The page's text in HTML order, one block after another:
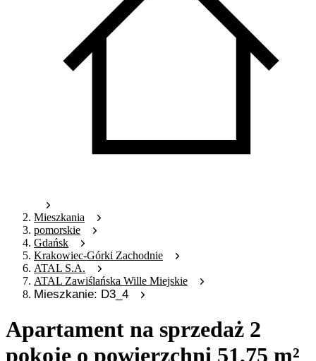
Mieszkania
pomorskie
Gdańsk
Krakowiec-Górki Zachodnie
ATAL S.A.
ATAL Zawiślańska Wille Miejskie
Mieszkanie: D3_4
Apartament na sprzedaż 2
pokoje o powierzchni 51,75 m²